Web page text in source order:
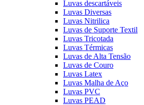
Luvas descartáveis
Luvas Diversas
Luvas Nitrilica
Luvas de Suporte Textil
Luvas Tricotada
Luvas Térmicas
Luvas de Alta Tensão
Luvas de Couro
Luvas Latex
Luvas Malha de Aço
Luvas PVC
Luvas PEAD